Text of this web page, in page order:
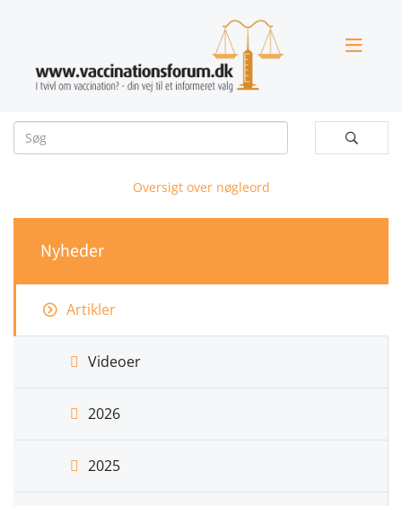


Oversigt over nøgleord
Nyheder
Artikler
Videoer
2026
2025